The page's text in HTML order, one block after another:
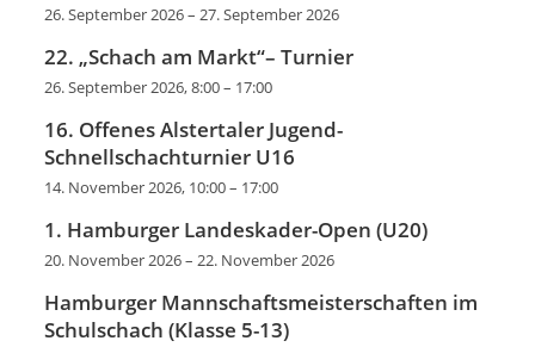
26. September 2026– 27. September 2026
22. „Schach am Markt“– Turnier
26. September 2026, 8:00– 17:00
16. Offenes Alstertaler Jugend-
Schnellschachturnier U16
14. November 2026, 10:00– 17:00
1. Hamburger Landeskader-Open (U20)
20. November 2026– 22. November 2026
Hamburger Mannschaftsmeisterschaften im
Schulschach (Klasse 5-13)